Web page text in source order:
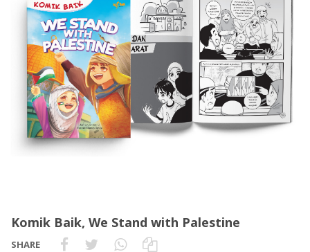
Komik Baik, We Stand with Palestine
SHARE